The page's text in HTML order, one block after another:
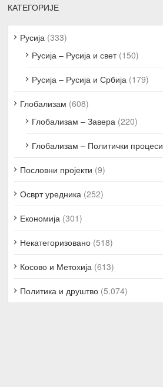
КАТЕГОРИЈЕ
Русија (333)
Русија – Русија и свет(150)
Русија – Русија и Србија (179)
Глобализам (608)
Глобализам – Завера (220)
Глобализам – Политички процеси
Пословни пројекти (9)
Осврт уредника (252)
Економија (301)
Некатегоризовано (518)
Косово и Метохија (613)
Политика и друштво (5.074)